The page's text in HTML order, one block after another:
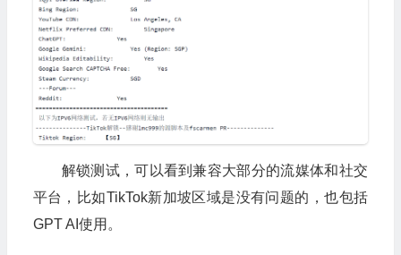
解锁测试，可以看到兼容大部分的流媒体和社交
平台，比如TikTok新加坡区域是没有问题的，也包括
GPT AI使用。